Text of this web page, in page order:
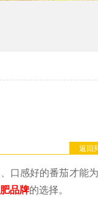
返回
口感好的番茄才能
品牌的选择。